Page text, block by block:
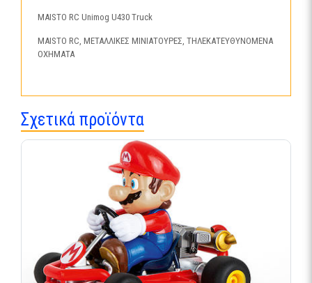
MAISTO RC Unimog U430 Truck
MAISTO RC, ΜΕΤΑΛΛΙΚΕΣ ΜΙΝΙΑΤΟΥΡΕΣ, ΤΗΛΕΚΑΤΕΥΘΥΝΟΜΕΝΑ
ΟΧΗΜΑΤΑ
Σχετικά προϊόντα